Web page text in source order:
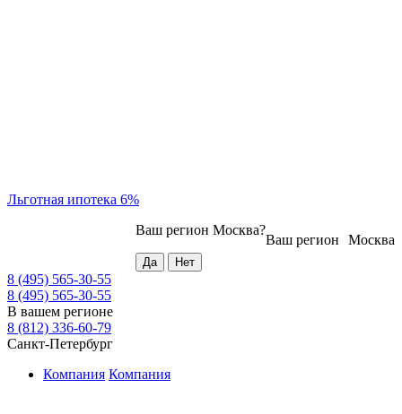
Льготная ипотека 6%
Москва
Ваш регион
Ваш регион Москва?
8 (495) 565-30-55
8 (495) 565-30-55
В вашем регионе
8 (812) 336-60-79
Санкт-Петербург
Компания Компания